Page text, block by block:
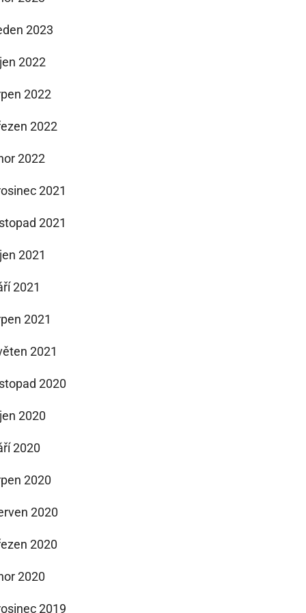
2023
2022
2022
2022
2022
2021
2021
2021
2021
2021
2021
2020
2020
2020
2020
2020
2020
2020
2019